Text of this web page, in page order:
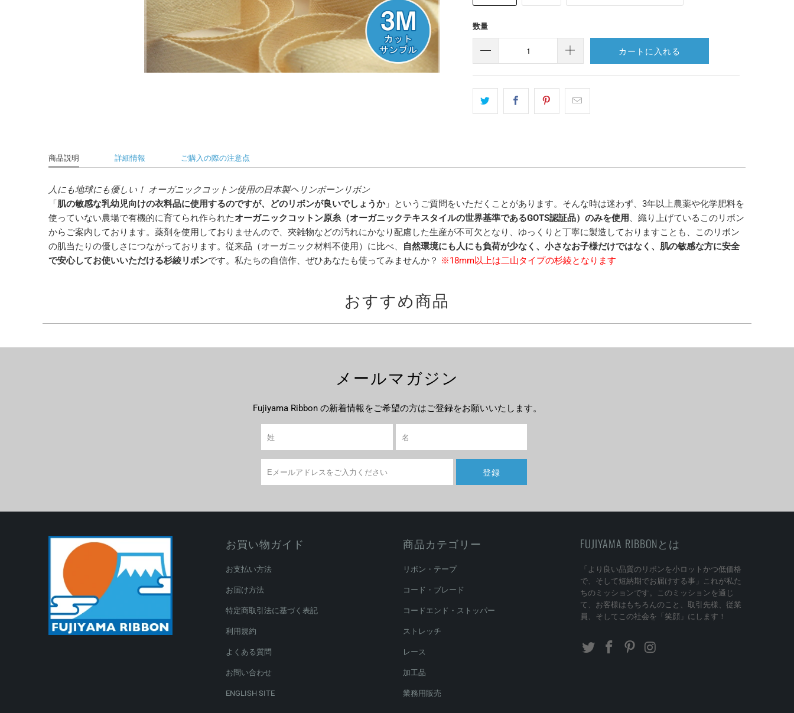
数量
カートに入れる
商品説明 詳細情報 ご購入の際の注意点
人にも地球にも優しい！ オーガニックコットン使用の日本製ヘリンボーンリボン
「肌の敏感な乳幼児向けの衣料品に使用するのですが、どのリボンが良いでしょうか」というご質問をいただくことがあります。そんな時は迷わず、3年以上農薬や化学肥料を
使っていない農場で有機的に育てられ作られたオーガニックコットン原糸（オーガニックテキスタイルの世界基準であるGOTS認証品）のみを使用 、織り上げているこのリボン
からご案内しております。薬剤を使用しておりませんので、夾雑物などの汚れにかなり配慮した生産が不可欠となり、ゆっくりと丁寧に製造しておりますことも、このリボン
の肌当たりの優しさにつながっております。従来品（オーガニック材料不使用）に比べ、
自然環境にも人にも負荷が少なく、小さなお子様だけではなく、肌の敏感な方に安全
で安心してお使いいただける杉綾リボンです。私たちの自信作、ぜひあなたも使ってみませんか？ ※18mm以上は二山タイプの杉綾となります
おすすめ商品
メールマガジン
Fujiyama Ribbon の新着情報をご希望の方はご登録をお願いいたします。
お買い物ガイド
お支払い方法
お届け方法
特定商取引法に基づく表記
利用規約
よくある質問
お問い合わせ
ENGLISH SITE
商品カテゴリー
リボン・テープ
コード・ブレード
コードエンド・ストッパー
ストレッチ
レース
加工品
業務用販売
FUJIYAMA RIBBONとは
「より良い品質のリボンを小ロットかつ低価格
で、そして短納期でお届けする事」これが私た
ちのミッションです。このミッションを通じ
て、お客様はもちろんのこと、取引先様、従業
員、そしてこの社会を「笑顔」にします！